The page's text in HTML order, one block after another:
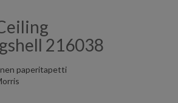
216038
paperitapetti